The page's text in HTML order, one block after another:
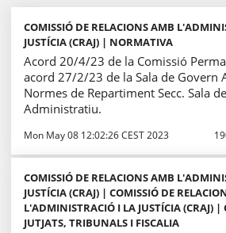
COMISSIÓ DE RELACIONS AMB
JUSTÍCIA (CRAJ) | NORMATIVA
Acord 20/4/23 de la Comissió
acord 27/2/23 de la Sala de Govern
Normes de Repartiment Secc. Sala
Administratiu.
Mon May 08 12:02:26 CEST 2023
COMISSIÓ DE RELACIONS AMB
JUSTÍCIA (CRAJ) | COMISSIÓ DE
L'ADMINISTRACIÓ I LA JUSTÍCIA (CRAJ) |
JUTJATS, TRIBUNALS I FISCALIA